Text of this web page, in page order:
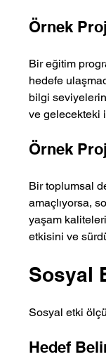
Örnek
Bir eğitim
hedefe
bilgi
ve gelecekteki
Örnek
Bir toplumsal
amaçlıyorsa,
yaşam
etkisini ve
Sosyal
Sosyal etki
Hedef